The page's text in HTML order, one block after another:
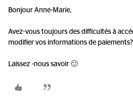
Bonjour Anne-Marie,
Avez-vous toujours des difficultés à
modifier vos informations de paiements?
Laissez -nous savoir 🙂